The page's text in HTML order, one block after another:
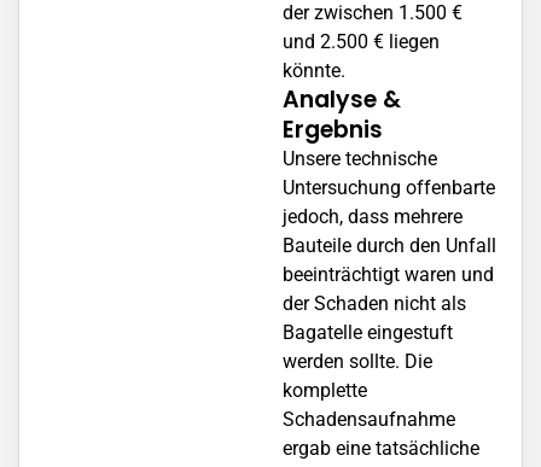
der zwischen 1.500 €
und 2.500 € liegen
könnte.
Analyse &
Ergebnis
Unsere technische
Untersuchung offenbarte
jedoch, dass mehrere
Bauteile durch den Unfall
beeinträchtigt waren und
der Schaden nicht als
Bagatelle eingestuft
werden sollte. Die
komplette
Schadensaufnahme
ergab eine tatsächliche